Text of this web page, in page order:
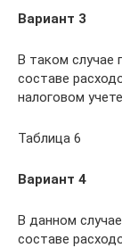
Вариант 3
В таком случае
составе
налоговом
Таблица 6
Вариант 4
В данном
составе